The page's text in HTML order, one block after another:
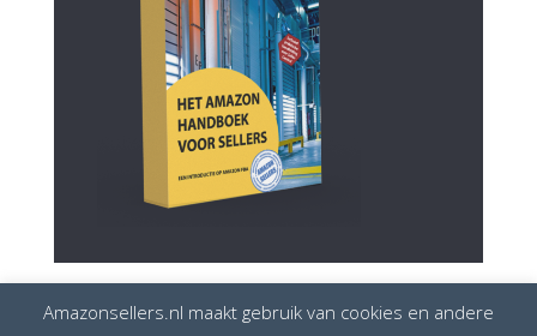
Amazonsellers.nl maakt gebruik van cookies en andere